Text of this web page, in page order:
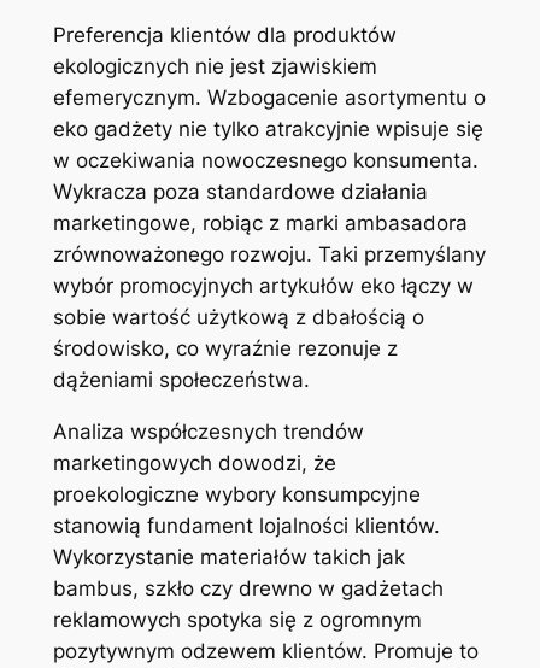
Preferencja klientów dla produktów
ekologicznych nie jest zjawiskiem
efemerycznym. Wzbogacenie asortymentu o
eko gadżety nie tylko atrakcyjnie wpisuje się
w oczekiwania nowoczesnego konsumenta.
Wykracza poza standardowe działania
marketingowe, robiąc z marki ambasadora
zrównoważonego rozwoju. Taki przemyślany
wybór promocyjnych artykułów eko łączy w
sobie wartość użytkową z dbałością o
środowisko, co wyraźnie rezonuje z
dążeniami społeczeństwa.
Analiza współczesnych trendów
marketingowych dowodzi, że
proekologiczne wybory konsumpcyjne
stanowią fundament lojalności klientów.
Wykorzystanie materiałów takich jak
bambus, szkło czy drewno w gadżetach
reklamowych spotyka się z ogromnym
pozytywnym odzewem klientów. Promuje to